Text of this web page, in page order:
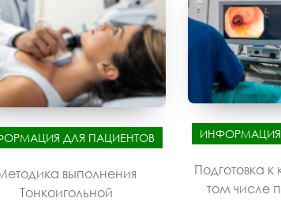
ДЛЯ ПАЦИЕНТОВ
выполнения
Тонкоигольной
ИНФОРМАЦИЯ
Подготовка
том числе